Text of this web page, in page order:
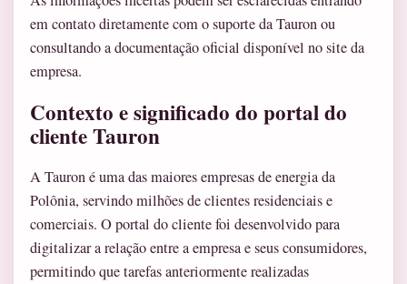
em contato diretamente com o suporte da Tauron ou
consultando a documentação oficial disponível no site da
empresa.
Contexto e significado do portal do
cliente Tauron
A Tauron é uma das maiores empresas de energia da
Polônia, servindo milhões de clientes residenciais e
comerciais. O portal do cliente foi desenvolvido para
digitalizar a relação entre a empresa e seus consumidores,
permitindo que tarefas anteriormente realizadas